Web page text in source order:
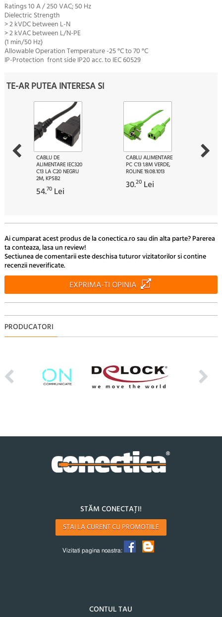
Ratings10 A / 250 VAC; 50 Hz
Dielectric Strength
> 2 kVDC between L-N
> 2 kVAC between L/N-PE
(1 min/50 Hz)
Allowable Operation Temperature -25 °C to 70 °C
IP-Protection front side IP20 acc. to IEC 60529
TE-AR PUTEA INTERESA SI
CABLU DE
ALIMENTARE IEC320
C13 LA C20 NEGRU
2M, KPSB2
54.70 Lei
CABLU ALIMENTARE
PC C13 1.8M VERDE,
ROLINE 19.08.1013
30.20 Lei
Ai cumparat acest produs de la conectica.ro sau din alta parte? Parerea
ta conteaza, lasa un review!
Sectiunea de comentarii este deschisa tuturor vizitatorilor si contine
recenzii neverificate.
EXPRIMA-TI OPINIA
PRODUCATORI
STĂM CONECTAȚI!
STAI LA CURENT CU PROMOTIILE
Vizitati pagina noastra:
CONTUL TAU